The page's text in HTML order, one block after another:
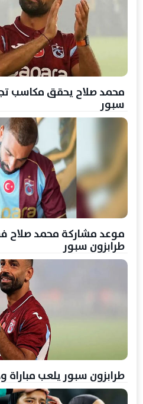
محمد صلاح يحقق مكاسب
سبور
موعد مشاركة محمد صلاح
طرابزون سبور
طرابزون سبور يلعب مباراة